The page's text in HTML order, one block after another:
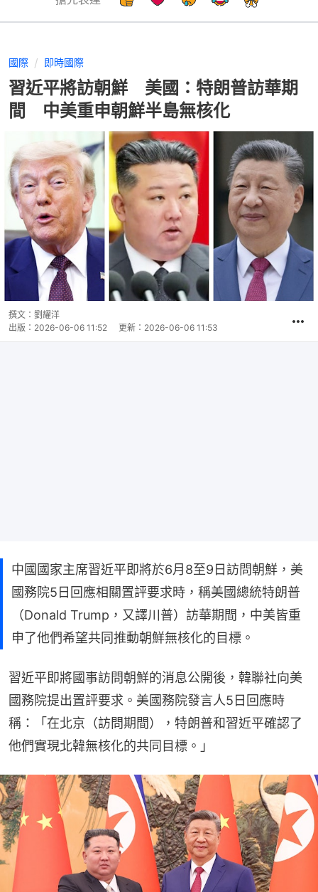
國際 即時國際
習近平將訪朝鮮 美國：特朗普訪華期
間 中美重申朝鮮半島無核化
撰文： 劉耀洋
出版： 2026-06-06 11:52 更新： 2026-06-06 11:53
中國國家主席習近平即將於6月8至9日訪問朝鮮，美
國務院5日回應相關置評要求時，稱美國總統特朗普
（Donald Trump，又譯川普）訪華期間，中美皆重
申了他們希望共同推動朝鮮無核化的目標。
習近平即將國事訪問朝鮮的消息公開後，韓聯社向美
國務院提出置評要求。美國務院發言人5日回應時
稱：「在北京（訪問期間），特朗普和習近平確認了
他們實現北韓無核化的共同目標。」